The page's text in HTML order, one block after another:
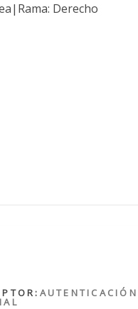
Derecho
AUTENTICACIÓN